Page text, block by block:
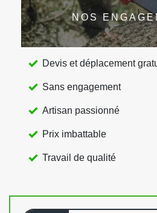
NOS
Devis et déplacement
Sans engagement
Artisan passionné
Prix imbattable
Travail de qualité